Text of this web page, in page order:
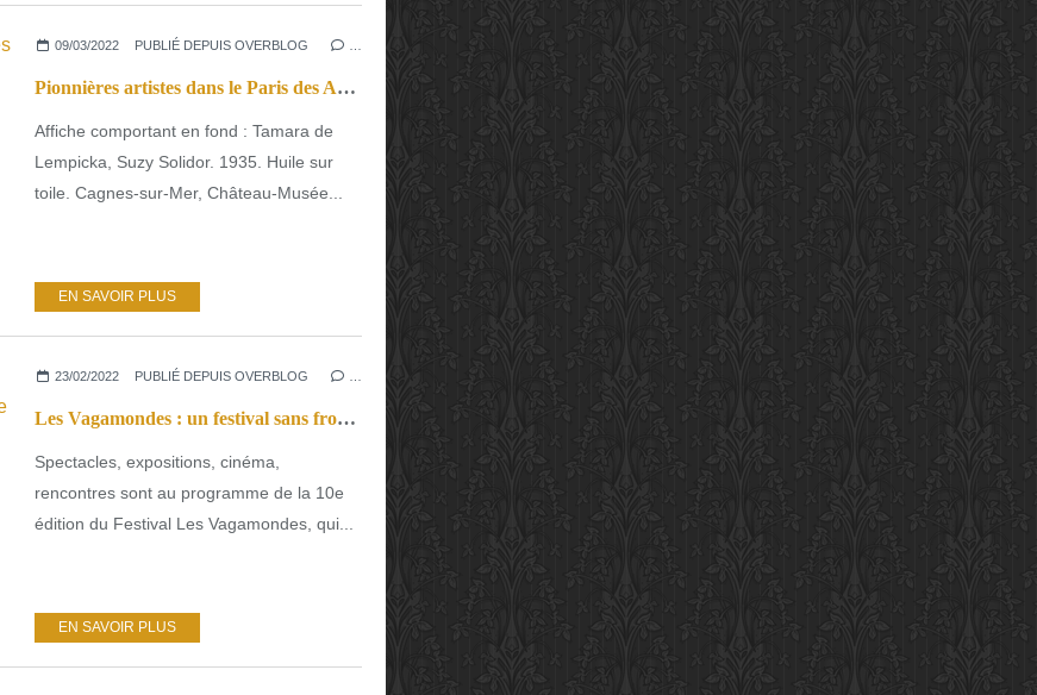
09/03/2022 PUBLIÉ DEPUIS OVERBLOG
Pionnières artistes dans le Paris des Années folles. Quand les femmes s’échappent des fourches caudines des obligations dépourvues de droits.
Affiche comportant en fond : Tamara de
Lempicka, Suzy Solidor. 1935. Huile sur
toile. Cagnes-sur-Mer, Château-Musée...
EN SAVOIR PLUS
CINÉMA
23/02/2022 PUBLIÉ DEPUIS OVERBLOG
Les Vagamondes : un festival sans frontières sous le signe de la fête et de la réflexion.
Spectacles, expositions, cinéma,
rencontres sont au programme de la 10e
édition du Festival Les Vagamondes, qui...
EN SAVOIR PLUS